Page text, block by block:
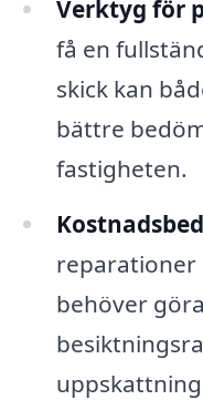
Verktyg för
få en
skick kan
bättre
fastigheten.
reparationer
behöver